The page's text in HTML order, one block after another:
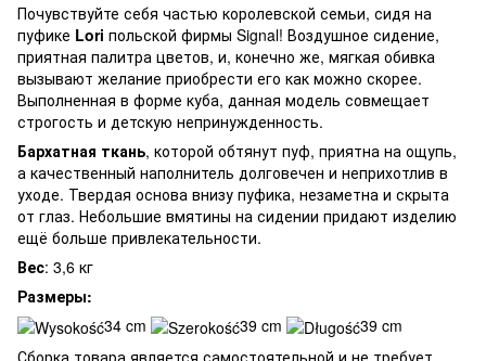
Почувствуйте себя частью королевской семьи, сидя на
пуфике Lori польской фирмы Signal! Воздушное сидение,
приятная палитра цветов, и, конечно же, мягкая обивка
вызывают желание приобрести его как можно скорее.
Выполненная в форме куба, данная модель совмещает
строгость и детскую непринужденность.
Бархатная ткань, которой обтянут пуф, приятна на ощупь,
а качественный наполнитель долговечен и неприхотлив в
уходе. Твердая основа внизу пуфика, незаметна и скрыта
от глаз. Небольшие вмятины на сидении придают изделию
ещё больше привлекательности.
Вес: 3,6 кг
Размеры:
34 cm
39 cm
39 cm
Сборка товара является самостоятельной и не требует